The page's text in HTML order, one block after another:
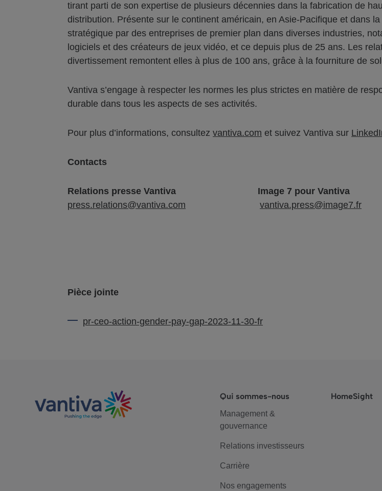
tirant parti de son expertise de plusieurs décennies dans la fabrication de
distribution. Présente sur le continent américain, en Asie-Pacifique et dans
stratégique par des entreprises de premier plan dans diverses industries,
logiciels et des créateurs de jeux vidéo, et ce depuis plus de 25 ans. Les
divertissement remontent elles à plus de 100 ans, grâce à la fourniture de
Vantiva s’engage à respecter les normes les plus strictes en matière de
durable dans tous les aspects de ses activités.
Pour plus d’informations, consultez vantiva.com et suivez Vantiva sur
Contacts
Relations presse Vantiva
Image 7 pour Vantiva
press.relations@vantiva.com
vantiva.press@image7.fr
Pièce jointe
pr-ceo-action-gender-pay-gap-2023-11-30-fr
Qui sommes-nous
Management &
gouvernance
Relations investisseurs
Carrière
Nos engagements
HomeSight